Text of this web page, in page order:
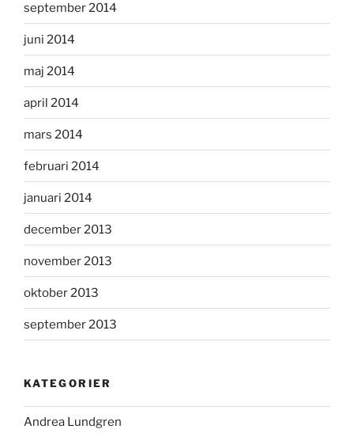
september 2014
juni 2014
maj 2014
april 2014
mars 2014
februari 2014
januari 2014
december 2013
november 2013
oktober 2013
september 2013
KATEGORIER
Andrea Lundgren